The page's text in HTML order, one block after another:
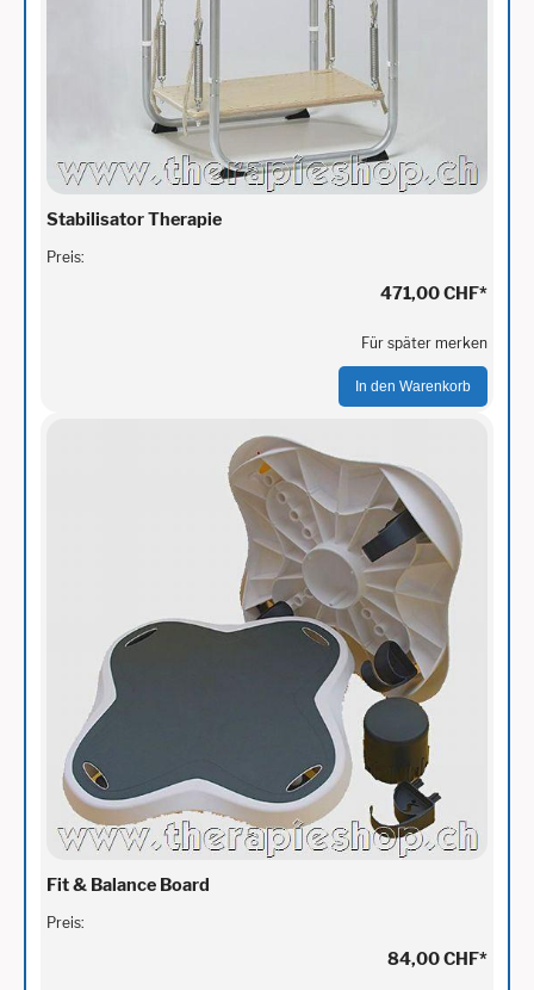
Stabilisator Therapie
Preis:
471,00 CHF*
Für später merken
In den Warenkorb
Fit & Balance Board
Preis:
84,00 CHF*